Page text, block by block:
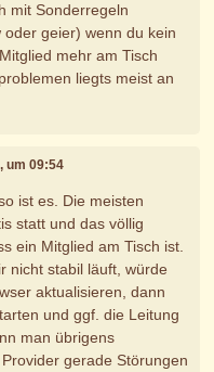
mit Sonderregeln
geier) wenn du kein
mehr am Tisch
liegts meist an
um 09:54
ist es. Die meisten
statt und das völlig
ein Mitglied am Tisch ist.
nicht stabil läuft, würde
aktualisieren, dann
und ggf. die Leitung
man übrigens
gerade Störungen